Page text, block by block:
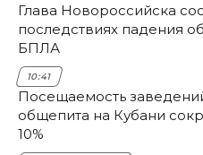
Глава Новороссийска
последствиях падения
БПЛА
10:41
Посещаемость
общепита на Кубани
10%